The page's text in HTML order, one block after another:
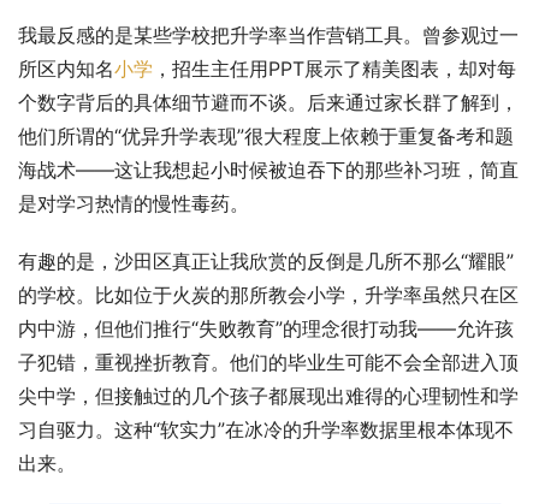
我最反感的是某些学校把升学率当作营销工具。曾参观过一
所区内知名小学 ，招生主任用PPT展示了精美图表，却对每
个数字背后的具体细节避而不谈。后来通过家长群了解到，
他们所谓的“优异升学表现”很大程度上依赖于重复备考和题
海战术——这让我想起小时候被迫吞下的那些补习班，简直
是对学习热情的慢性毒药。
有趣的是，沙田区真正让我欣赏的反倒是几所不那么“耀眼”
的学校。比如位于火炭的那所教会小学，升学率虽然只在区
内中游，但他们推行“失败教育”的理念很打动我——允许孩
子犯错，重视挫折教育。他们的毕业生可能不会全部进入顶
尖中学，但接触过的几个孩子都展现出难得的心理韧性和学
习自驱力。这种“软实力”在冰冷的升学率数据里根本体现不
出来。